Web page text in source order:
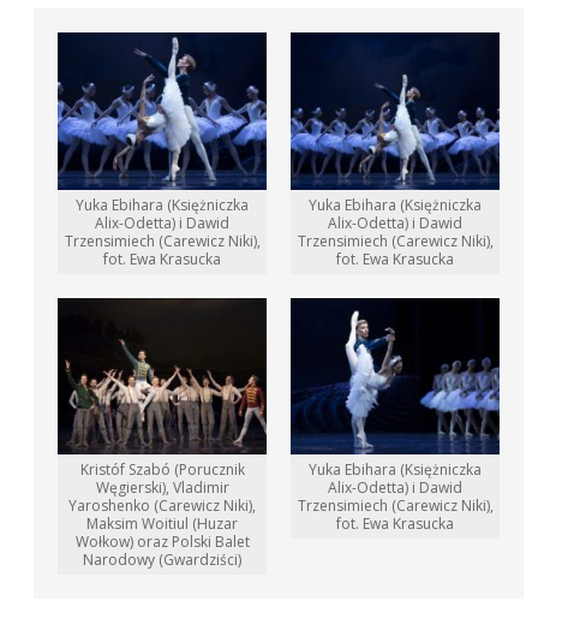
Yuka Ebihara (Księżniczka
Alix-Odetta) i Dawid
Trzensimiech (Carewicz Niki),
fot. Ewa Krasucka
Yuka Ebihara (Księżniczka
Alix-Odetta) i Dawid
Trzensimiech (Carewicz Niki),
fot. Ewa Krasucka
Kristóf Szabó (Porucznik
Węgierski), Vladimir
Yaroshenko (Carewicz Niki),
Maksim Woitiul (Huzar
Wołkow) oraz Polski Balet
Narodowy (Gwardziści)
Yuka Ebihara (Księżniczka
Alix-Odetta) i Dawid
Trzensimiech (Carewicz Niki),
fot. Ewa Krasucka